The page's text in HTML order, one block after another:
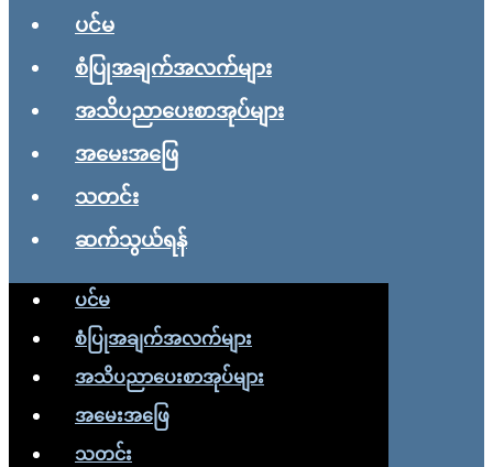
ပင်မ
စံပြုအချက်အလက်များ
အသိပညာပေးစာအုပ်များ
အမေးအဖြေ
သတင်း
ဆက်သွယ်ရန်
ပင်မ
စံပြုအချက်အလက်များ
အသိပညာပေးစာအုပ်များ
အမေးအဖြေ
သတင်း